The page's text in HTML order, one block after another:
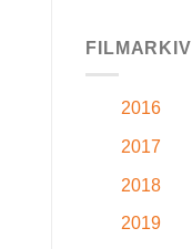
FILMARKIV
2016
2017
2018
2019